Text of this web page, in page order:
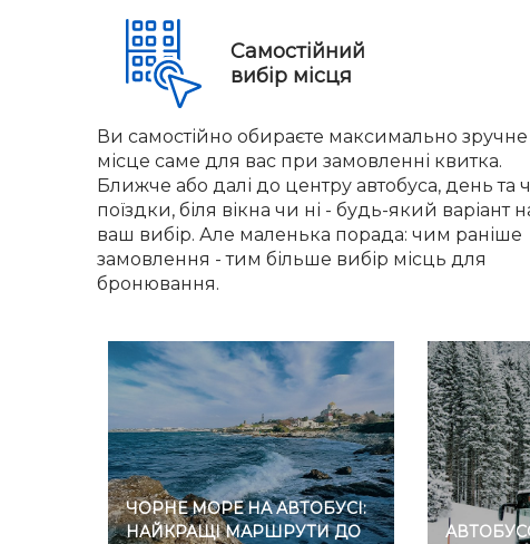
Самостійний
вибір місця
Ви самостійно обираєте максимально зручне
місце саме для вас при замовленні квитка.
Ближче або далі до центру автобуса, день та
поїздки, біля вікна чи ні - будь-який варіант
ваш вибір. Але маленька порада: чим раніше
замовлення - тим більше вибір місць для
бронювання.
ЧОРНЕ МОРЕ НА АВТОБУСІ:
НАЙКРАЩІ МАРШРУТИ ДО